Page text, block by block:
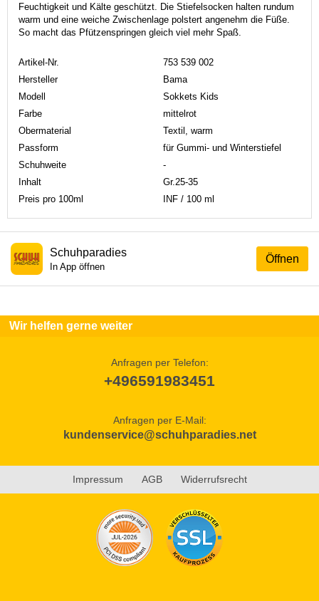
Feuchtigkeit und Kälte geschützt. Die Stiefelsocken halten rundum
warm und eine weiche Zwischenlage polstert angenehm die Füße.
So macht das Pfützenspringen gleich viel mehr Spaß.
Artikel-Nr.
753 539 002
Hersteller
Bama
Modell
Sokkets Kids
Farbe
mittelrot
Obermaterial
Textil, warm
Passform
für Gummi- und Winterstiefel
Schuhweite
-
Inhalt
Gr.25-35
Preis pro 100ml
INF / 100 ml
Öffnen
Schuhparadies
In App öffnen
Wir helfen gerne weiter
Anfragen per Telefon:
+496591983451
Anfragen per E-Mail:
kundenservice@schuhparadies.net
Impressum AGB Widerrufsrecht